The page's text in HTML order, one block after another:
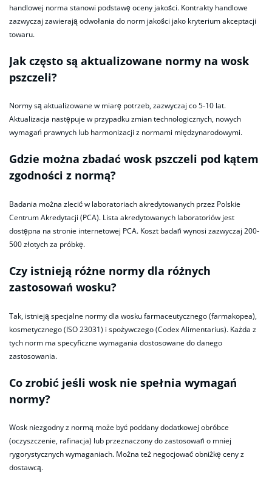
handlowej norma stanowi podstawę oceny jakości. Kontrakty handlowe
zazwyczaj zawierają odwołania do norm jakości jako kryterium akceptacji
towaru.
Jak często są aktualizowane normy na wosk
pszczeli?
Normy są aktualizowane w miarę potrzeb, zazwyczaj co 5-10 lat.
Aktualizacja następuje w przypadku zmian technologicznych, nowych
wymagań prawnych lub harmonizacji z normami międzynarodowymi.
Gdzie można zbadać wosk pszczeli pod kątem
zgodności z normą?
Badania można zlecić w laboratoriach akredytowanych przez Polskie
Centrum Akredytacji (PCA). Lista akredytowanych laboratoriów jest
dostępna na stronie internetowej PCA. Koszt badań wynosi zazwyczaj 200-
500 złotych za próbkę.
Czy istnieją różne normy dla różnych
zastosowań wosku?
Tak, istnieją specjalne normy dla wosku farmaceutycznego (farmakopea),
kosmetycznego (ISO 23031) i spożywczego (Codex Alimentarius). Każda z
tych norm ma specyficzne wymagania dostosowane do danego
zastosowania.
Co zrobić jeśli wosk nie spełnia wymagań
normy?
Wosk niezgodny z normą może być poddany dodatkowej obróbce
(oczyszczenie, rafinacja) lub przeznaczony do zastosowań o mniej
rygorystycznych wymaganiach. Można też negocjować obniżkę ceny z
dostawcą.